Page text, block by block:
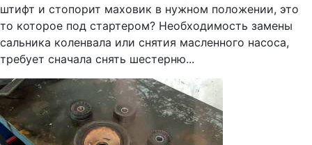
штифт и стопорит маховик в нужном положении, это
то которое под стартером? Необходимость замены
сальника коленвала или снятия масленного насоса,
требует сначала снять шестерню...